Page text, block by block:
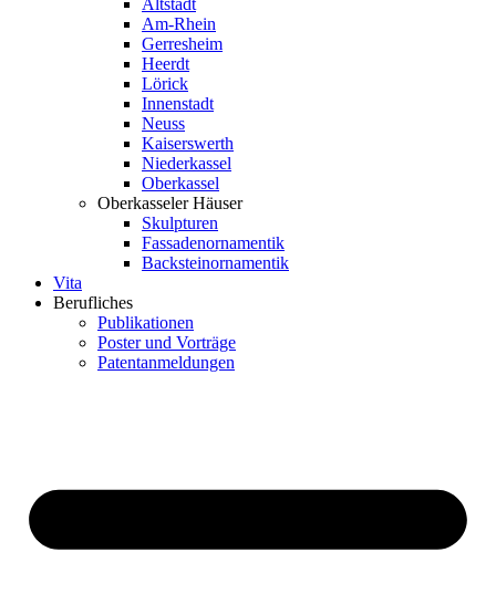
Altstadt
Am-Rhein
Gerresheim
Heerdt
Lörick
Innenstadt
Neuss
Kaiserswerth
Niederkassel
Oberkassel
Oberkasseler Häuser
Skulpturen
Fassadenornamentik
Backsteinornamentik
Vita
Berufliches
Publikationen
Poster und Vorträge
Patentanmeldungen